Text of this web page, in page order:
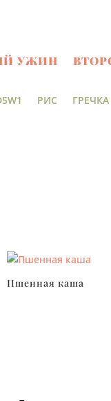
УЖИН
РИС ГРЕЧКА
Пшенная каша